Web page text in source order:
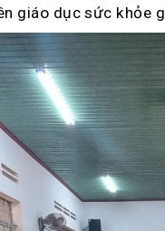
giáo dục sức khỏe